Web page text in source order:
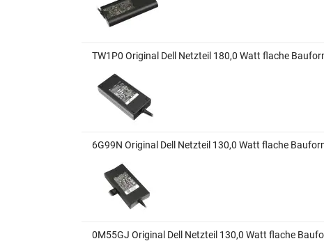
TW1P0 Original Dell Netzteil 180,0 Watt flache
6G99N Original Dell Netzteil 130,0 Watt flache
0M55GJ Original Dell Netzteil 130,0 Watt flache